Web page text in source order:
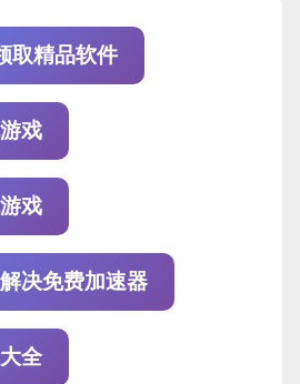
取精品软件
戏
戏
决免费加速器
全